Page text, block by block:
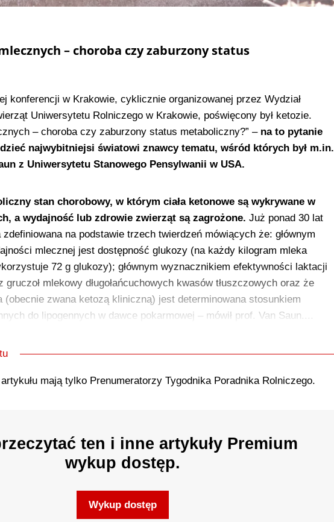
– choroba czy zaburzony status
konferencji w Krakowie, cyklicznie organizowanej przez Wydział
Uniwersytetu Rolniczego w Krakowie, poświęcony był ketozie.
– choroba czy zaburzony status metaboliczny?” – na to pytanie
najwybitniejsi światowi znawcy tematu, wśród których był m.in.
z Uniwersytetu Stanowego Pensylwanii w USA.
stan chorobowy, w którym ciała ketonowe są wykrywane w
a wydajność lub zdrowie zwierząt są zagrożone. Już ponad 30 lat
zdefiniowana na podstawie trzech twierdzeń mówiących że: głównym
mlecznej jest dostępność glukozy (na każdy kilogram mleka
72 g glukozy); głównym wyznacznikiem efektywności laktacji
gruczoł mlekowy długołańcuchowych kwasów tłuszczowych oraz że
(obecnie zwana ketozą kliniczną) jest determinowana stosunkiem
do lipogennych w dawce pokarmowej – mówił prof. Van Saun....
mają tylko Prenumeratorzy Tygodnika Poradnika Rolniczego.
ten i inne artykuły Premium
wykup dostęp.
Wykup dostęp